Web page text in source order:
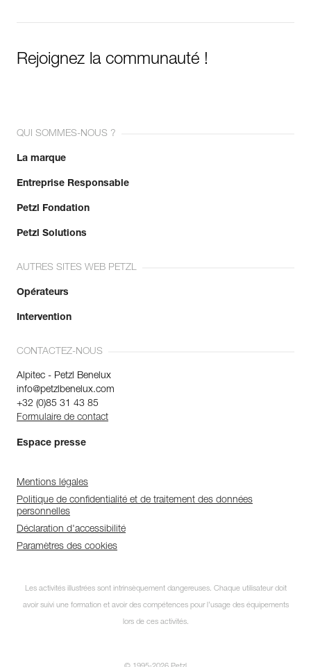
Rejoignez la communauté !
QUI SOMMES-NOUS ?
La marque
Entreprise Responsable
Petzl Fondation
Petzl Solutions
AUTRES SITES WEB PETZL
Opérateurs
Intervention
CONTACTEZ-NOUS
Alpitec - Petzl Benelux
info@petzlbenelux.com
+32 (0)85 31 43 85
Formulaire de contact
Espace presse
Mentions légales
Politique de confidentialité et de traitement des données
personnelles
Déclaration d'accessibilité
Paramètres des cookies
Les activités illustrées sont intrinsèquement dangereuses. Chaque utilisateur doit
avoir suivi une formation et avoir des compétences pour l’usage des équipements
lors de ces activités.